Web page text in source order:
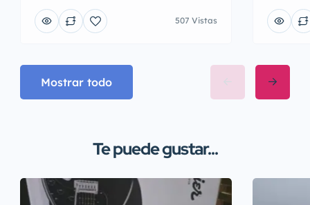
507 Vistas
Mostrar todo
Te puede gustar...